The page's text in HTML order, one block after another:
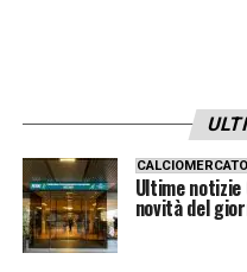
CALCIOMERCATO
Ultime
novità del